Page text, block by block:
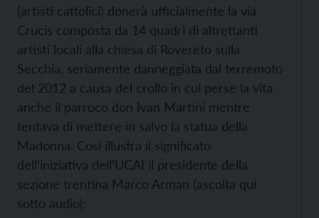
(artisti cattolici) donerà ufficialmente la via
Crucis composta da 14 quadri di altrettanti
artisti locali alla chiesa di Rovereto sulla
Secchia, seriamente danneggiata dal terremoto
del 2012 a causa del crollo in cui perse la vita
anche il parroco don Ivan Martini mentre
tentava di mettere in salvo la statua della
Madonna. Così illustra il significato
dell’iniziativa dell’UCAI il presidente della
sezione trentina Marco Arman (ascolta qui
sotto audio):